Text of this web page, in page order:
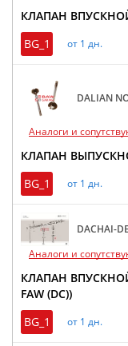
КЛАПАН ВПУСКНОЙ
BG_1
от 1 дн.
DALIAN
Аналоги и
КЛАПАН
BG_1
от 1 дн.
DACHAI-
Аналоги и
КЛАПАН ВПУСКНОЙ
FAW (DC))
BG_1
от 1 дн.